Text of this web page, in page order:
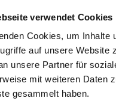
verwendet Cookies
Cookies, um Inhalte
auf unsere Website
unsere Partner für
mit weiteren Daten
gesammelt haben.
dünn ausrollen
kochen und
Zucker
Rotwein Balsam-